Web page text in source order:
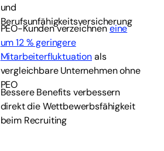
und
Berufsunfähigkeitsversicherung
PEO-Kunden verzeichneneine
um 12 % geringere
Mitarbeiterfluktuationals
vergleichbare Unternehmen ohne
PEO
Bessere Benefits verbessern
direkt die Wettbewerbsfähigkeit
beim Recruiting